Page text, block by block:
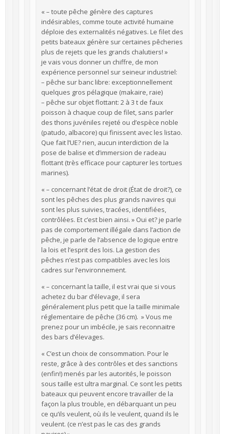
« – toute pêche génère des captures
indésirables, comme toute activité humaine
déploie des externalités négatives. Le filet des
petits bateaux génère sur certaines pêcheries
plus de rejets que les grands chalutiers! »
je vais vous donner un chiffre, de mon
expérience personnel sur seineur industriel:
– pêche sur banc libre: exceptionnellement
quelques gros pélagique (makaire, raie)
– pêche sur objet flottant: 2 à 3 t de faux
poisson à chaque coup de filet, sans parler
des thons juvéniles rejeté ou d’espèce noble
(patudo, albacore) qui finissent avec les listao.
Que fait l’UE? rien, aucun interdiction de la
pose de balise et d’immersion de radeau
flottant (très efficace pour capturer les tortues
marines).
« – concernant l’état de droit (État de droit?), ce
sont les pêches des plus grands navires qui
sont les plus suivies, tracées, identifiées,
contrôlées. Et c’est bien ainsi. » Oui et? je parle
pas de comportement illégale dans l’action de
pêche, je parle de l’absence de logique entre
la lois et l’esprit des lois. La gestion des
pêches n’est pas compatibles avec les lois
cadres sur l’environnement.
« – concernant la taille, il est vrai que si vous
achetez du bar d’élevage, il sera
généralement plus petit que la taille minimale
réglementaire de pêche (36 cm). » Vous me
prenez pour un imbécile, je sais reconnaitre
des bars d’élevages.
« C’est un choix de consommation. Pour le
reste, grâce à des contrôles et des sanctions
(enfin!) menés par les autorités, le poisson
sous taille est ultra marginal. Ce sont les petits
bateaux qui peuvent encore travailler de la
façon la plus trouble, en débarquant un peu
ce qu’ils veulent, où ils le veulent, quand ils le
veulent. (ce n’est pas le cas des grands